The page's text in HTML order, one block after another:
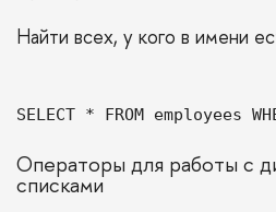
Найти всех, у кого в имени
SELECT * FROM employees
Операторы для работы с
списками